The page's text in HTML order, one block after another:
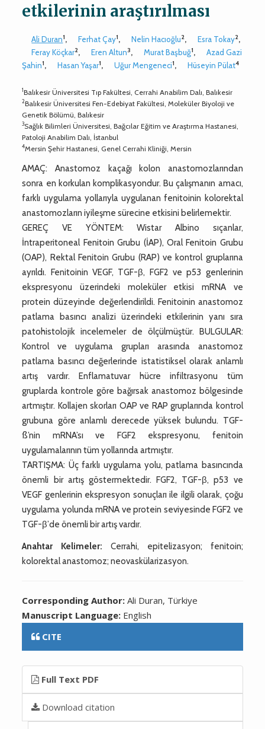
etkilerinin araştırılması
Ali Duran1, Ferhat Çay1, Nelin Hacıoğlu2, Esra Tokay2,
Feray Köçkar2, Eren Altun3, Murat Başbuğ1,
Azad Gazi
Şahin1, Hasan Yaşar1, Uğur Mengeneci1, Hüseyin Pülat4
1Balıkesir Üniversitesi Tıp Fakültesi, Cerrahi Anabilim Dalı, Balıkesir
2Balıkesir Üniversitesi Fen-Edebiyat Fakültesi, Moleküler Biyoloji ve
Genetik Bölümü, Balıkesir
3Sağlık Bilimleri Üniversitesi, Bağcılar Eğitim ve Araştırma Hastanesi,
Patoloji Anabilim Dalı, İstanbul
4Mersin Şehir Hastanesi, Genel Cerrahi Kliniği, Mersin
AMAÇ: Anastomoz kaçağı kolon anastomozlarından
sonra en korkulan komplikasyondur. Bu çalışmanın amacı,
farklı uygulama yollarıyla uygulanan fenitoinin kolorektal
anastomozların iyileşme sürecine etkisini belirlemektir.
GEREÇ VE YÖNTEM: Wistar Albino sıçanlar,
İntraperitoneal Fenitoin Grubu (İAP), Oral Fenitoin Grubu
(OAP), Rektal Fenitoin Grubu (RAP) ve kontrol gruplarına
ayrıldı. Fenitoinin VEGF, TGF-β, FGF2 ve p53 genlerinin
ekspresyonu üzerindeki moleküler etkisi mRNA ve
protein düzeyinde değerlendirildi. Fenitoinin anastomoz
patlama basıncı analizi üzerindeki etkilerinin yanı sıra
patohistolojik incelemeler de ölçülmüştür. BULGULAR:
Kontrol ve uygulama grupları arasında anastomoz
patlama basıncı değerlerinde istatistiksel olarak anlamlı
artış vardır. Enflamatuvar hücre infiltrasyonu tüm
gruplarda kontrole göre bağırsak anastomoz bölgesinde
artmıştır. Kollajen skorları OAP ve RAP gruplarında kontrol
grubuna göre anlamlı derecede yüksek bulundu. TGF-
ß’nin mRNA’sı ve FGF2 ekspresyonu, fenitoin
uygulamalarının tüm yollarında artmıştır.
TARTIŞMA: Üç farklı uygulama yolu, patlama basıncında
önemli bir artış göstermektedir. FGF2, TGF-β, p53 ve
VEGF genlerinin ekspresyon sonuçları ile ilgili olarak, çoğu
uygulama yolunda mRNA ve protein seviyesinde FGF2 ve
TGF-β’de önemli bir artış vardır.
Anahtar Kelimeler: Cerrahi, epitelizasyon; fenitoin;
kolorektal anastomoz; neovaskülarizasyon.
Corresponding Author:Ali Duran, Türkiye
Manuscript Language: English
CITE
Full Text PDF
Download citation